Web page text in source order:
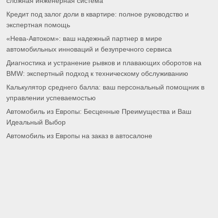
Кредит под залог доли в квартире: полное руководство и
экспертная помощь
«Нева-Автоком»: ваш надежный партнер в мире
автомобильных инноваций и безупречного сервиса
Диагностика и устранение рывков и плавающих оборотов на
BMW: экспертный подход к техническому обслуживанию
Калькулятор среднего балла: ваш персональный помощник в
управлении успеваемостью
Автомобиль из Европы: Бесценные Преимущества и Ваш
Идеальный Выбор
Автомобиль из Европы на заказ в автосалоне